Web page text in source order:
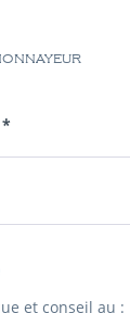
*
et conseil au :